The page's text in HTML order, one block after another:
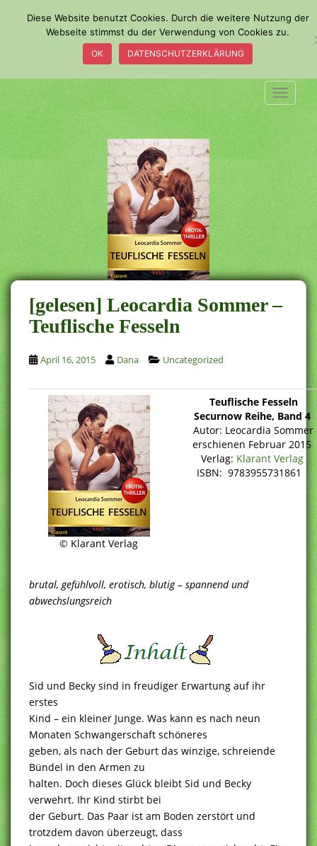
a
i
n
c
o
n
t
e
n
t
[gelesen] Leocardia Sommer –
Teuflische Fesseln
April 16, 2015 Dana Uncategorized
© Klarant Verlag
Teuflische Fesseln
Securnow Reihe, Band 4
Autor: Leocardia Sommer
erschienen Februar 2015
Verlag: Klarant Verlag
ISBN: 9783955731861
brutal, gefühlvoll, erotisch, blutig – spannend und
abwechslungsreich
Sid und Becky sind in freudiger Erwartung auf ihr
erstes
Kind – ein kleiner Junge. Was kann es nach neun
Monaten Schwangerschaft schöneres
geben, als nach der Geburt das winzige, schreiende
Bündel in den Armen zu
halten. Doch dieses Glück bleibt Sid und Becky
verwehrt. Ihr Kind stirbt bei
der Geburt. Das Paar ist am Boden zerstört und
trotzdem davon überzeugt, dass
Diese Website benutzt Cookies. Durch die weitere Nutzung der
Webseite stimmst du der Verwendung von Cookies zu.
OK DATENSCHUTZERKLÄRUNG